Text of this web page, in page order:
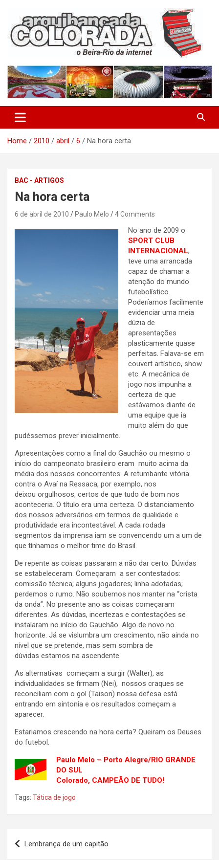
content
Arquibancada Colorada
Home 2010 abril 6 Na hora certa
BAC - ARTIGOS
Na hora certa
6 de abril de 2010 Paulo Melo 4 Comments
No ano de 2009 o
SPORT CLUB
INTERNACIONAL,
teve uma arrancada
capaz de chamar a
atenção do mundo
futebolístico.
Poderíamos facilmente
evidenciar uma meia
dúzia de
apresentações
plasticamente quase
perfeitas. Falava-se em
couvert artístico, show
etc. A mecânica de
jogo nos impunha a
certeza de que
estávamos diante de
uma equipe que ia
muito além do que
pudéssemos prever inicialmente.
Apresentações como a final do Gauchão ou mesmo o
início do campeonato brasileiro eram muito acima da
média dos nossos concorrentes. A retumbante vitória
contra o Avaí na Ressaca, por exemplo, nos
deixou orgulhosos, certos de que tudo de bom nos
aconteceria. O título era uma certeza. O distanciamento
dos nossos adversários em termos de qualidade e
produtividade era incontestável. A cada rodada
segmentos da imprensa iam se convencendo um a um de
que tínhamos o melhor time do Brasil.
De repente as coisas passaram a não dar certo. Dúvidas
se estabeleceram. Começaram a ser contestados:
comissão técnica; alguns jogadores; linha adotadas;
perdemos o rumo. Não soubemos nos manter na “crista
da onda”. No presente ano as coisas começaram
diferentes. As dúvidas, incertezas e contestações se
instalaram no início do Gauchão. Algo de novo no
horizonte. Já se vislumbra um crescimento, não ainda no
nível que se pretende, mas sem sombra de
dúvidas estamos na ascendente.
As alternativas começam a surgir (Walter), as
individualidades se firmam (Nei), nossos craques se
reconciliam com o gol (Taison) nossa defesa está
entrando em sintonia e os resultados começam a
aparecer.
Estariamos crescendo na hora certa? Queiram os Deuses
do futebol.
Paulo Melo – Porto Alegre/RIO GRANDE
DO SUL
Colorado, CAMPEÃO DE TUDO!
Tags: Tática de jogo
Navegação
de
Lembrança de um capitão